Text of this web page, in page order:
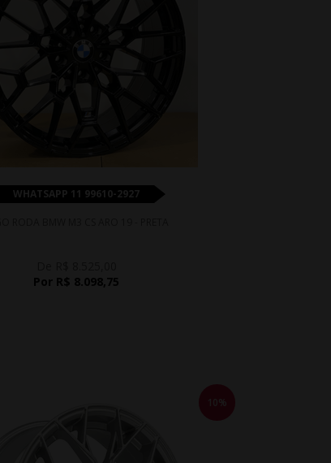
WHATSAPP 11 99610-2927
Por R$ 8.098,75